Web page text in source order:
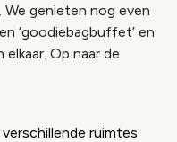
genieten nog even
‘goodiebagbuffet’ en
Op naar de
ruimtes